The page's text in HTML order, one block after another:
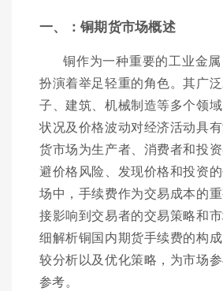
一、：铜期货市场概述
铜作为一种重要的工业金
扮演着举足轻重的角色。其广
子、建筑、机械制造等多个领
状况及价格波动对经济活动具
货市场为生产者、消费者和投
避价格风险、发现价格和投资
场中，手续费作为交易成本的
接影响到交易者的交易策略和
细解析铜国内期货手续费的构
较分析以及优化策略，为市场
参考。